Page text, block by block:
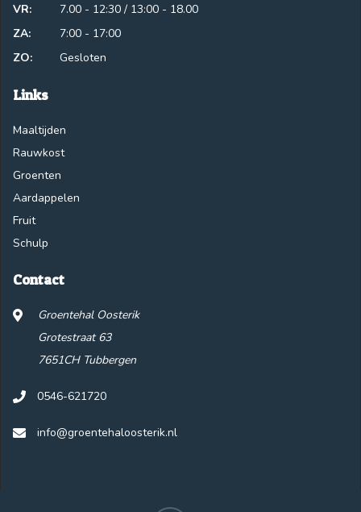
VR:
7.00 - 12:30 / 13:00 - 18.00
ZA:
7:00 - 17:00
ZO:
Gesloten
Links
Maaltijden
Rauwkost
Groenten
Aardappelen
Fruit
Schulp
Contact
Groentehal Oosterik
Grotestraat 63
7651CH Tubbergen
0546-621720
info@groentehaloosterik.nl